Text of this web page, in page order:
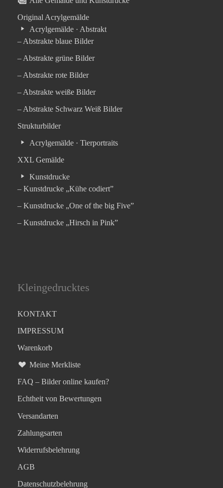
Original Acrylgemälde
Acrylgemälde · Abstrakt
– Abstrakte blaue Bilder
– Abstrakte grüne Bilder
– Abstrakte rote Bilder
– Abstrakte weiße Bilder
– Abstrakte Schwarz Weiß Bilder
Strukturbilder
Acrylgemälde · Tierportraits
XXL Gemälde
Kunstdrucke
– Kunstdrucke „Kühe codiert”
– Kunstdrucke „One of the big Five”
– Kunstdrucke „Hirsch in Pink”
Kleingedrucktes
KONTAKT
IMPRESSUM
Warenkorb
Meine Merkliste
FAQ – Bilder online kaufen?
Echtheit von Bewertungen
Versandarten
Zahlungsarten
Widerrufsbelehrung
AGB
Datenschutzbelehrung